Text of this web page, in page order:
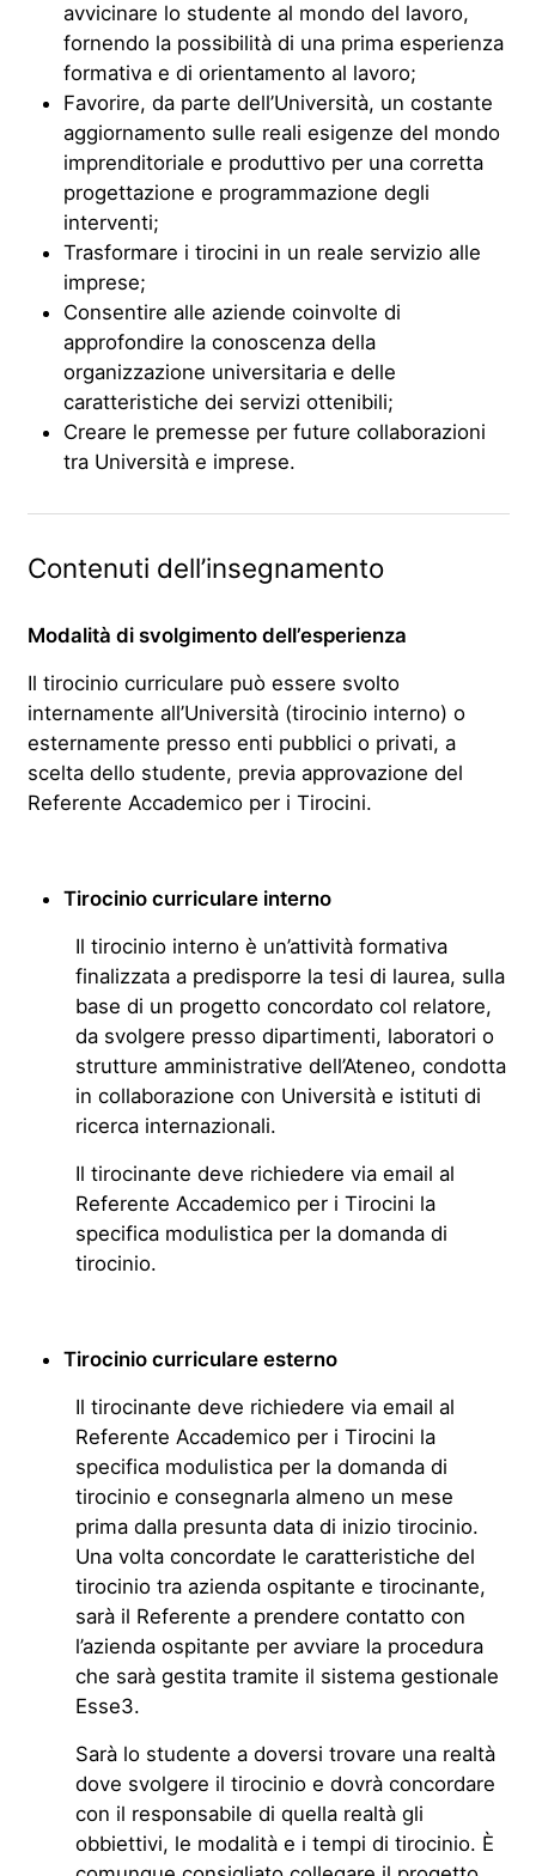
avvicinare lo studente al mondo del lavoro,
fornendo la possibilità di una prima esperienza
formativa e di orientamento al lavoro;
Favorire, da parte dell’Università, un costante
aggiornamento sulle reali esigenze del mondo
imprenditoriale e produttivo per una corretta
progettazione e programmazione degli
interventi;
Trasformare i tirocini in un reale servizio alle
imprese;
Consentire alle aziende coinvolte di
approfondire la conoscenza della
organizzazione universitaria e delle
caratteristiche dei servizi ottenibili;
Creare le premesse per future collaborazioni
tra Università e imprese.
Contenuti dell’insegnamento
Modalità di svolgimento dell’esperienza
Il tirocinio curriculare può essere svolto
internamente all’Università (tirocinio interno) o
esternamente presso enti pubblici o privati, a
scelta dello studente, previa approvazione del
Referente Accademico per i Tirocini.
Tirocinio curriculare interno
Il tirocinio interno è un’attività formativa
finalizzata a predisporre la tesi di laurea, sulla
base di un progetto concordato col relatore,
da svolgere presso dipartimenti, laboratori o
strutture amministrative dell’Ateneo, condotta
in collaborazione con Università e istituti di
ricerca internazionali.
Il tirocinante deve richiedere via email al
Referente Accademico per i Tirocini la
specifica modulistica per la domanda di
tirocinio.
Tirocinio curriculare esterno
Il tirocinante deve richiedere via email al
Referente Accademico per i Tirocini la
specifica modulistica per la domanda di
tirocinio e consegnarla almeno un mese
prima dalla presunta data di inizio tirocinio.
Una volta concordate le caratteristiche del
tirocinio tra azienda ospitante e tirocinante,
sarà il Referente a prendere contatto con
l’azienda ospitante per avviare la procedura
che sarà gestita tramite il sistema gestionale
Esse3.
Sarà lo studente a doversi trovare una realtà
dove svolgere il tirocinio e dovrà concordare
con il responsabile di quella realtà gli
obbiettivi, le modalità e i tempi di tirocinio. È